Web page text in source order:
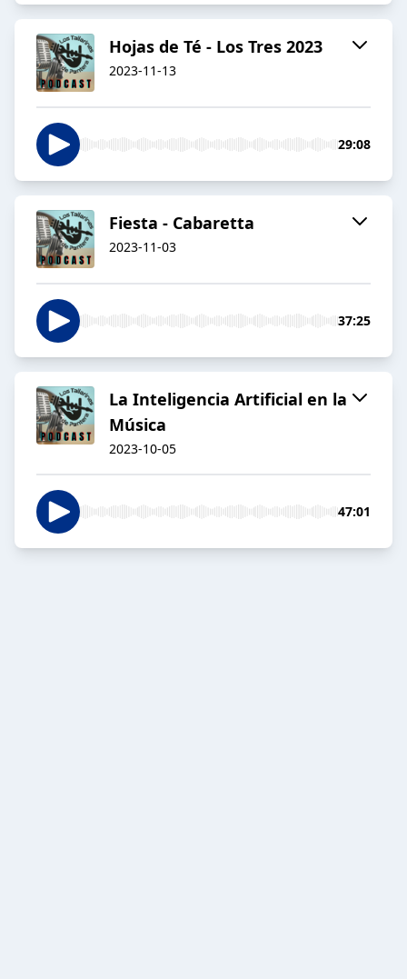
Hojas de Té - Los Tres 2023
2023-11-13
29:08
Fiesta - Cabaretta
2023-11-03
37:25
La Inteligencia Artificial en la
Música
2023-10-05
47:01